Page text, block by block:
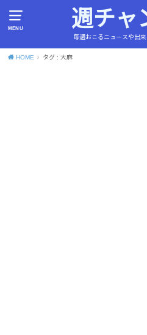
MENU 週チャ
毎週おこるニュースや出来
HOME タグ : 大麻